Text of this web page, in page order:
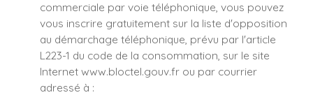
commerciale par voie téléphonique, vous pouvez
vous inscrire gratuitement sur la liste d'opposition
au démarchage téléphonique, prévu par l'article
L223-1 du code de la consommation, sur le site
Internet www.bloctel.gouv.fr ou par courrier
adressé à :